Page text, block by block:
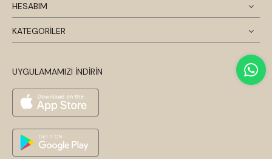
HESABIM
KATEGORİLER
UYGULAMAMIZI İNDİRİN